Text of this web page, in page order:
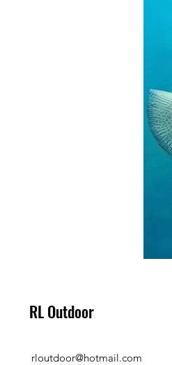
RL Outdoor
rloutdoor@hotmail.com